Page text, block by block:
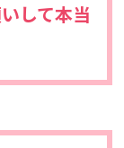
して本当